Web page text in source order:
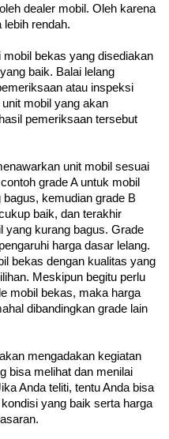
dealer mobil. Oleh karena
lebih rendah.
bekas yang disediakan
baik. Balai lelang
atau inspeksi
mobil yang akan
pemeriksaan tersebut
unit mobil sesuai
grade A untuk mobil
kemudian grade B
baik, dan terakhir
yang kurang bagus. Grade
harga dasar lelang.
bekas dengan kualitas yang
Meskipun begitu perlu
mobil bekas, maka harga
dibandingkan grade lain
mengadakan kegiatan
bisa melihat dan menilai
Anda teliti, tentu Anda bisa
yang baik serta harga